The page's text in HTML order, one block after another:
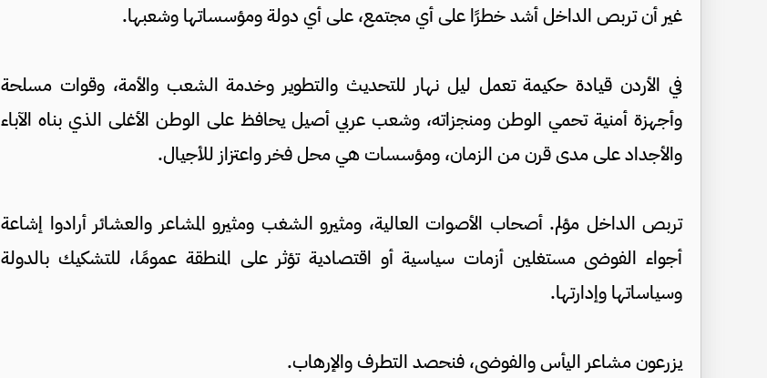
غير أن تربص الداخل أشد خطرًا على أي مجتمع، على أي دولة ومؤسساتها وشعبها.
في الأردن قيادة حكيمة تعمل ليل نهار للتحديث والتطوير وخدمة الشعب والأمة، وقوات مسلحة
وأجهزة أمنية تحمي الوطن ومنجزاته، وشعب عربي أصيل يحافظ على الوطن الأغلى الذي بناه الآباء
والأجداد على مدى قرن من الزمان، ومؤسسات هي محل فخر واعتزاز للأجيال.
تربص الداخل مؤلم. أصحاب الأصوات العالية، ومثيرو الشغب ومثيرو المشاعر والعشائر أرادوا إشاعة
أجواء الفوضى مستغلين أزمات سياسية أو اقتصادية تؤثر على المنطقة عمومًا، للتشكيك بالدولة
وسياساتها وإدارتها.
يزرعون مشاعر اليأس والفوضى، فنحصد التطرف والإرهاب.